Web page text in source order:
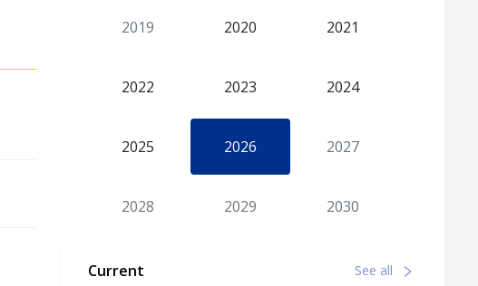
2019 2020 2021
2022 2023 2024
2025 2026 2027
2028 2029 2030
Current See all